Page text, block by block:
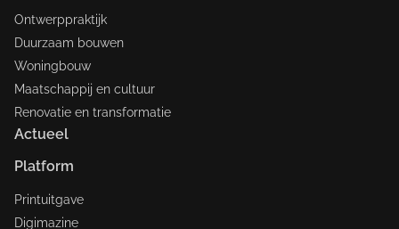
Ontwerppraktijk
Duurzaam bouwen
Woningbouw
Maatschappij en cultuur
Renovatie en transformatie
Actueel
Platform
Printuitgave
Digimazine